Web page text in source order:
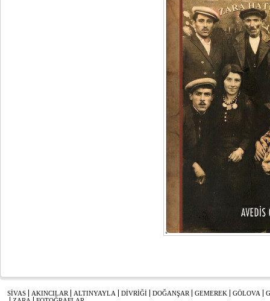
SİVAS AKINCILAR ALTINYAYLA DİVRİĞİ DOĞANŞAR GEMEREK GÖLOVA